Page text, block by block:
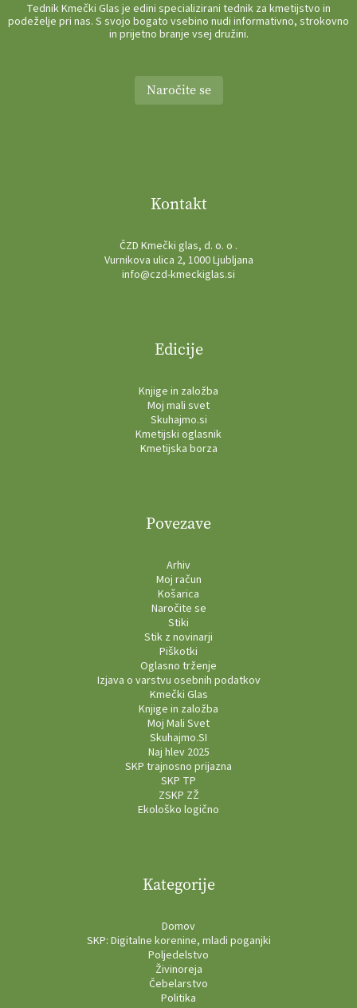
Tednik Kmečki Glas je edini specializirani tednik za kmetijstvo in
podeželje pri nas. S svojo bogato vsebino nudi informativno, strokovno
in prijetno branje vsej družini.
Naročite se
Kontakt
ČZD Kmečki glas, d. o. o .
Vurnikova ulica 2, 1000 Ljubljana
info@czd-kmeckiglas.si
Edicije
Knjige in založba
Moj mali svet
Skuhajmo.si
Kmetijski oglasnik
Kmetijska borza
Povezave
Arhiv
Moj račun
Košarica
Naročite se
Stiki
Stik z novinarji
Piškotki
Oglasno trženje
Izjava o varstvu osebnih podatkov
Kmečki Glas
Knjige in založba
Moj Mali Svet
Skuhajmo.SI
Naj hlev 2025
SKP trajnosno prijazna
SKP TP
ZSKP ZŽ
Ekološko logično
Kategorije
Domov
SKP: Digitalne korenine, mladi poganjki
Poljedelstvo
Živinoreja
Čebelarstvo
Politika